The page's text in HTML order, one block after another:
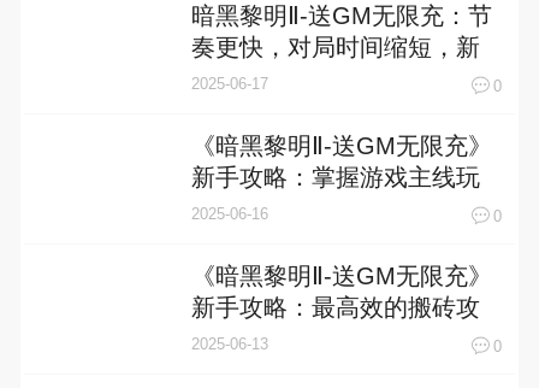
暗黑黎明Ⅱ-送GM无限充：节
奏更快，对局时间缩短，新
人上手更轻松
2025-06-17 0
《暗黑黎明Ⅱ-送GM无限充》
新手攻略：掌握游戏主线玩
法，畅享无尽冒险！
2025-06-16 0
《暗黑黎明Ⅱ-送GM无限充》
新手攻略：最高效的搬砖攻
略！
2025-06-13 0